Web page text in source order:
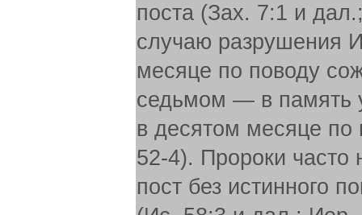
поста (Зах. 7:1 и
случаю разрушения
месяце по поводу
седьмом — в память
в десятом месяце
52-4). Пророки
пост без истинного